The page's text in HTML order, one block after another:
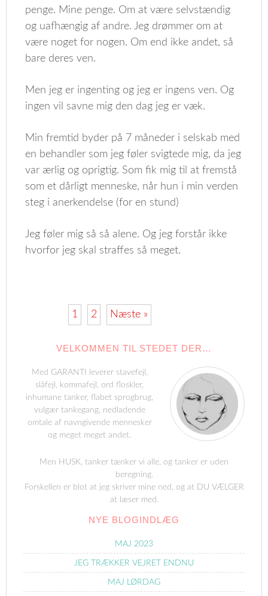
penge. Mine penge. Om at være selvstændig
og uafhængig af andre. Jeg drømmer om at
være noget for nogen. Om end ikke andet, så
bare deres ven.
Men jeg er ingenting og jeg er ingens ven. Og
ingen vil savne mig den dag jeg er væk.
Min fremtid byder på 7 måneder i selskab med
en behandler som jeg føler svigtede mig, da jeg
var ærlig og oprigtig. Som fik mig til at fremstå
som et dårligt menneske, når hun i min verden
steg i anerkendelse (for en stund)
Jeg føler mig så så alene. Og jeg forstår ikke
hvorfor jeg skal straffes så meget.
1 2 Næste »
VELKOMMEN TIL STEDET DER…
Med GARANTI leverer stavefejl,
slåfejl, kommafejl, ord floskler,
inhumane tanker, flabet sprogbrug,
vulgær tankegang, nedladende
omtale af navngivende mennesker
og meget meget andet.
Men HUSK, tanker tænker vi alle, og tanker er uden
beregning.
Forskellen er blot at jeg skriver mine ned, og at DU VÆLGER
at læser med.
NYE BLOGINDLÆG
MAJ 2023
JEG TRÆKKER VEJRET ENDNU
MAJ LØRDAG